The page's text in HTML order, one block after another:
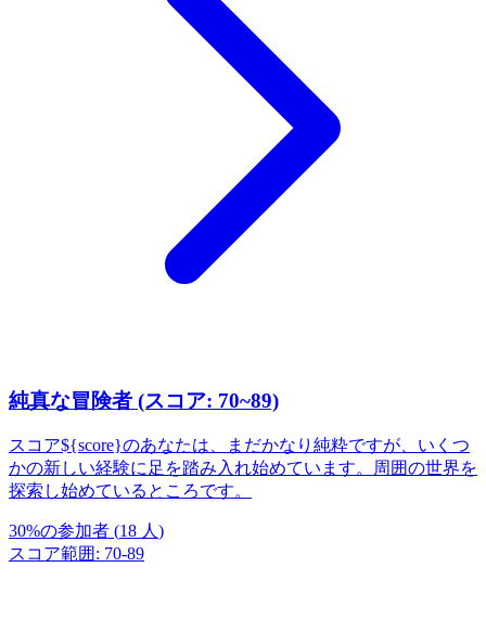
純真な冒険者 (スコア: 70~89)
スコア${score}のあなたは、まだかなり純粋ですが、いくつ
かの新しい経験に足を踏み入れ始めています。周囲の世界を
探索し始めているところです。
30%の参加者 (18 人)
スコア範囲 : 70-89